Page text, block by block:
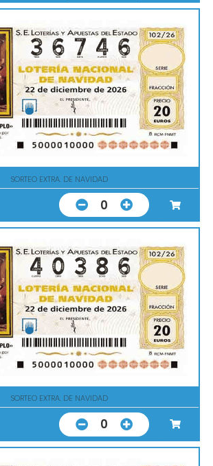
SORTEO EXTRA. DE NAVIDAD
0
SORTEO EXTRA. DE NAVIDAD
0